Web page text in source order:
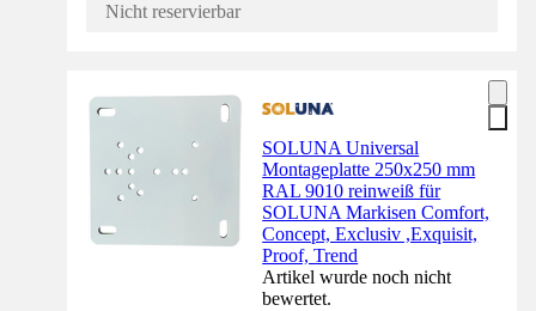
Nicht reservierbar
SOLUNA Universal
Montageplatte 250x250 mm
RAL 9010 reinweiß für
SOLUNA Markisen Comfort,
Concept, Exclusiv ,Exquisit,
Proof, Trend
Artikel wurde noch nicht
bewertet.